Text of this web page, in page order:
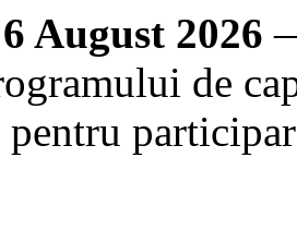
August 2026
de